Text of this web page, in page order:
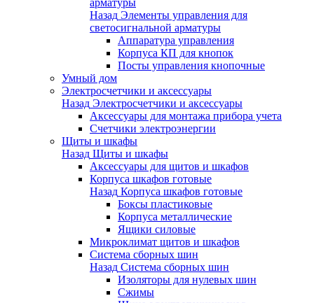
арматуры
Назад Элементы управления для
светосигнальной арматуры
Аппаратура управления
Корпуса КП для кнопок
Посты управления кнопочные
Умный дом
Электросчетчики и аксессуары
Назад Электросчетчики и аксессуары
Аксессуары для монтажа прибора учета
Счетчики электроэнергии
Щиты и шкафы
Назад Щиты и шкафы
Аксессуары для щитов и шкафов
Корпуса шкафов готовые
Назад Корпуса шкафов готовые
Боксы пластиковые
Корпуса металлические
Ящики силовые
Микроклимат щитов и шкафов
Система сборных шин
Назад Система сборных шин
Изоляторы для нулевых шин
Сжимы